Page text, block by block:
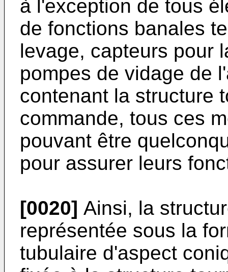
à l'exception de tous
de fonctions banales
levage, capteurs pour
pompes de vidage de
contenant la structure
commande, tous ces
pouvant être
pour assurer leurs
[0020] Ainsi, la
représentée sous la
tubulaire d'aspect